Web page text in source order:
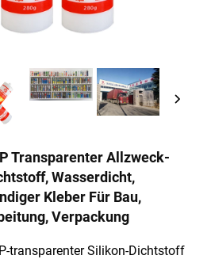
Transparenter Allzweck-
Wasserdicht,
Kleber Für Bau,
Verpackung
transparenter Silikon-Dichtstoff